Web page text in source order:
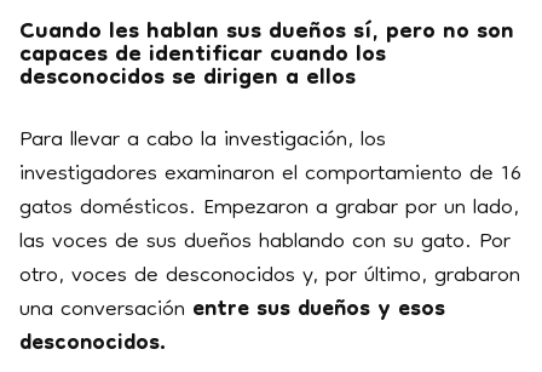
Cuando les hablan sus dueños sí, pero no son
capaces de identificar cuando los
desconocidos se dirigen a ellos
Para llevar a cabo la investigación, los
investigadores examinaron el comportamiento de 16
gatos domésticos. Empezaron a grabar por un lado,
las voces de sus dueños hablando con su gato. Por
otro, voces de desconocidos y, por último, grabaron
una conversaciónentre sus dueños y esos
desconocidos.